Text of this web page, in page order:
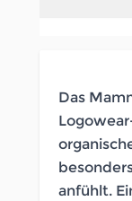
Das
anfühlt.